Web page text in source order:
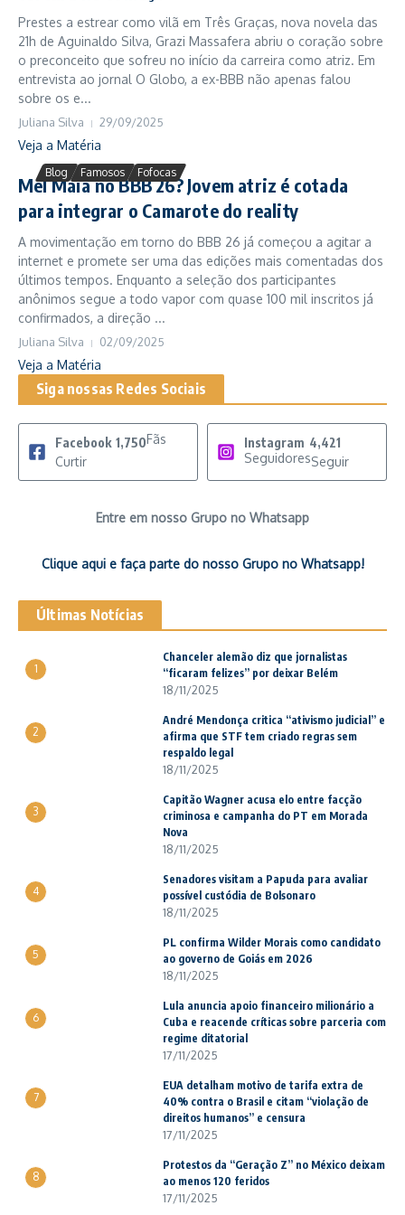
Prestes a estrear como vilã em Três Graças, nova novela das
21h de Aguinaldo Silva, Grazi Massafera abriu o coração sobre
o preconceito que sofreu no início da carreira como atriz. Em
entrevista ao jornal O Globo, a ex-BBB não apenas falou
sobre os e...
Juliana Silva 29/09/2025
Veja a Matéria
Blog Famosos Fofocas
Mel Maia no BBB 26? Jovem atriz é cotada
para integrar o Camarote do reality
A movimentação em torno do BBB 26 já começou a agitar a
internet e promete ser uma das edições mais comentadas dos
últimos tempos. Enquanto a seleção dos participantes
anônimos segue a todo vapor com quase 100 mil inscritos já
confirmados, a direção ...
Juliana Silva 02/09/2025
Veja a Matéria
Siga nossas Redes Sociais
Facebook 1,750Fãs
Curtir
Instagram 4,421
SeguidoresSeguir
Entre em nosso Grupo no Whatsapp
Clique aqui e faça parte do nosso Grupo no Whatsapp!
Últimas Notícias
1
Chanceler alemão diz que jornalistas
“ficaram felizes” por deixar Belém
18/11/2025
2
André Mendonça critica “ativismo judicial” e
afirma que STF tem criado regras sem
respaldo legal
18/11/2025
3
Capitão Wagner acusa elo entre facção
criminosa e campanha do PT em Morada
Nova
18/11/2025
4
Senadores visitam a Papuda para avaliar
possível custódia de Bolsonaro
18/11/2025
5
PL confirma Wilder Morais como candidato
ao governo de Goiás em 2026
18/11/2025
6
Lula anuncia apoio financeiro milionário a
Cuba e reacende críticas sobre parceria com
regime ditatorial
17/11/2025
7
EUA detalham motivo de tarifa extra de
40% contra o Brasil e citam “violação de
direitos humanos” e censura
17/11/2025
8
Protestos da “Geração Z” no México deixam
ao menos 120 feridos
17/11/2025